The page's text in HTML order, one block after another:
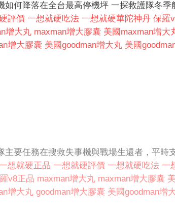
如何降落在全台最高停機坪 一探救護隊冬季
評價 一想就硬吃法 一想就硬華陀神丹 保羅
增大丸 maxman增大膠囊 美國maxman增大
增大膠囊 美國goodman增大丸 美國
主要任務在搜救失事機與戰場生還者，平時
想就硬正品 一想就硬評價 一想就硬吃法 一
v8正品 maxman增大丸 maxman增大膠囊
增大丸 goodman增大膠囊 美國goodman增